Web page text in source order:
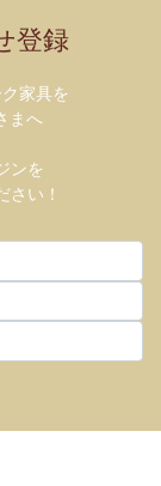
登録
家具を
まへ
ンを
さい！